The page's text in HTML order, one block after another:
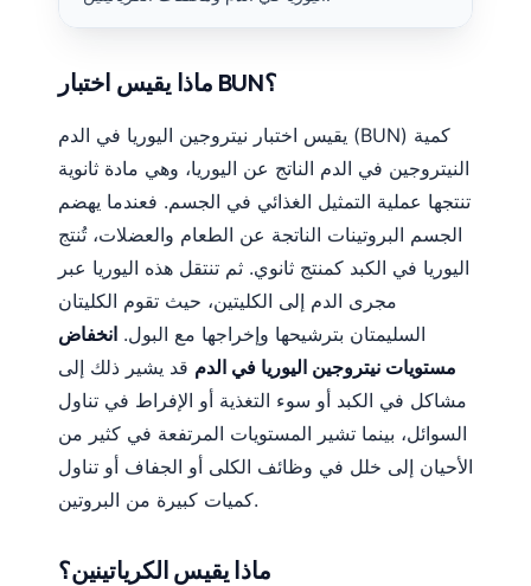
ماذا يقيس اختبار BUN؟
يقيس اختبار نيتروجين اليوريا في الدم (BUN) كمية
النيتروجين في الدم الناتج عن اليوريا، وهي مادة ثانوية
تنتجها عملية التمثيل الغذائي في الجسم. فعندما يهضم
الجسم البروتينات الناتجة عن الطعام والعضلات، تُنتج
اليوريا في الكبد كمنتج ثانوي. ثم تنتقل هذه اليوريا عبر
مجرى الدم إلى الكليتين، حيث تقوم الكليتان
السليمتان بترشيحها وإخراجها مع البول. انخفاض
مستويات نيتروجين اليوريا في الدم قد يشير ذلك إلى
مشاكل في الكبد أو سوء التغذية أو الإفراط في تناول
السوائل، بينما تشير المستويات المرتفعة في كثير من
الأحيان إلى خلل في وظائف الكلى أو الجفاف أو تناول
كميات كبيرة من البروتين.
ماذا يقيس الكرياتينين؟